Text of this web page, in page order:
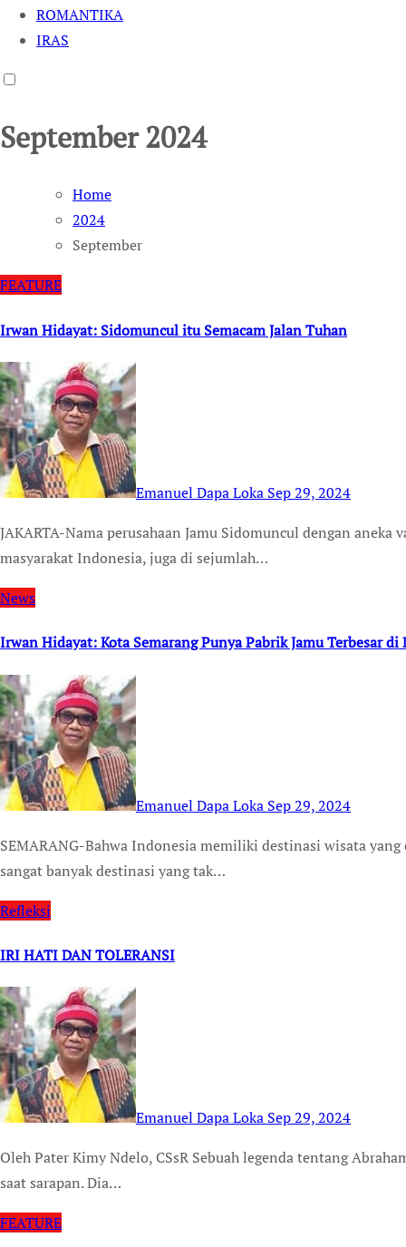
ROMANTIKA
IRAS
September 2024
Home
2024
September
FEATURE
Irwan Hidayat: Sidomuncul itu Semacam Jalan Tuhan
Emanuel Dapa Loka Sep 29, 2024
JAKARTA-Nama perusahaan Jamu Sidomuncul dengan aneka varian produknya tidak asing lagi di telinga
masyarakat Indonesia, juga di sejumlah…
News
Irwan Hidayat: Kota Semarang Punya Pabrik Jamu Terbesar
Emanuel Dapa Loka Sep 29, 2024
SEMARANG-Bahwa Indonesia memiliki destinasi wisata yang elok, sama sekali tak terbantahkan. Namun, bahwa
sangat banyak destinasi yang tak…
Refleksi
IRI HATI DAN TOLERANSI
Emanuel Dapa Loka Sep 29, 2024
Oleh Pater Kimy Ndelo, CSsR Sebuah legenda tentang Abraham, bapak orang beriman. Abraham punya kebiasaan
saat sarapan. Dia…
FEATURE